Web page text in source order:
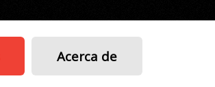
Acerca de